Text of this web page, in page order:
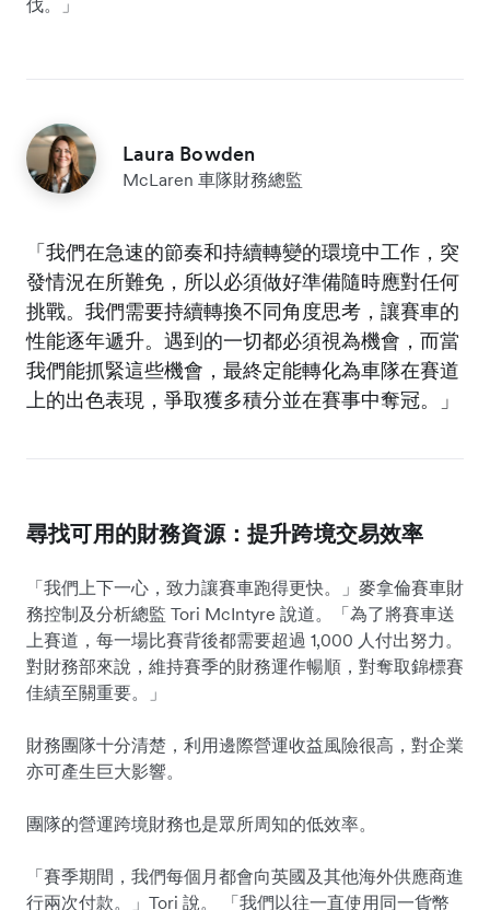
伐。」
Laura Bowden
McLaren 車隊財務總監
「我們在急速的節奏和持續轉變的環境中工作，突
發情況在所難免，所以必須做好準備隨時應對任何
挑戰。我們需要持續轉換不同角度思考，讓賽車的
性能逐年遞升。遇到的一切都必須視為機會，而當
我們能抓緊這些機會，最終定能轉化為車隊在賽道
上的出色表現，爭取獲多積分並在賽事中奪冠。」
尋找可用的財務資源：提升跨境交易效率
「我們上下一心，致力讓賽車跑得更快。」麥拿倫賽車財
務控制及分析總監 Tori McIntyre 說道。「為了將賽車送
上賽道，每一場比賽背後都需要超過 1,000 人付出努力。
對財務部來說，維持賽季的財務運作暢順，對奪取錦標賽
佳績至關重要。」
財務團隊十分清楚，利用邊際營運收益風險很高，對企業
亦可產生巨大影響。
團隊的營運跨境財務也是眾所周知的低效率。
「賽季期間，我們每個月都會向英國及其他海外供應商進
行兩次付款。」Tori 說。 「我們以往一直使用同一貨幣